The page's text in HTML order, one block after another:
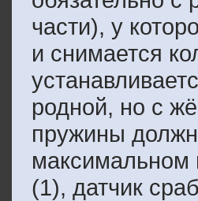
части), у
и снимается
родной, но с
пружины
максимальном
(1), датчик